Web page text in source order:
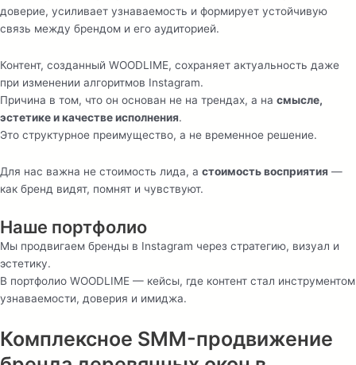
доверие, усиливает узнаваемость и формирует устойчивую
связь между брендом и его аудиторией.
Контент, созданный WOODLIME, сохраняет актуальность даже
при изменении алгоритмов Instagram.
Причина в том, что он основан не на трендах, а на смысле,
эстетике и качестве исполнения.
Это структурное преимущество, а не временное решение.
Для нас важна не стоимость лида, а стоимость восприятия —
как бренд видят, помнят и чувствуют.
Наше портфолио
Мы продвигаем бренды в Instagram через стратегию, визуал и
эстетику.
В портфолио WOODLIME — кейсы, где контент стал инструментом
узнаваемости, доверия и имиджа.
Комплексное SMM-продвижение